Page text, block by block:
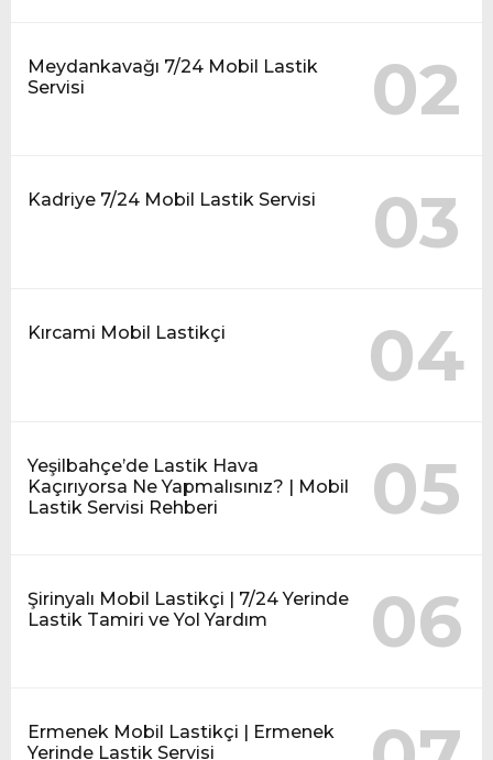
Meydankavağı 7/24 Mobil Lastik
Servisi
02
Kadriye 7/24 Mobil Lastik Servisi 03
Kırcami Mobil Lastikçi 04
Yeşilbahçe’de Lastik Hava
Kaçırıyorsa Ne Yapmalısınız? | Mobil
Lastik Servisi Rehberi
05
Şirinyalı Mobil Lastikçi | 7/24 Yerinde
Lastik Tamiri ve Yol Yardım
06
Ermenek Mobil Lastikçi | Ermenek
Yerinde Lastik Servisi